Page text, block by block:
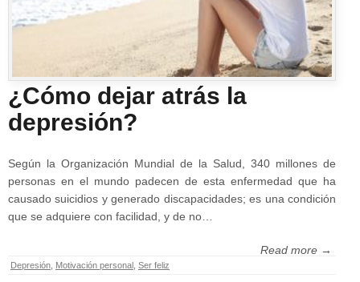
¿Cómo dejar atrás la
depresión?
Según la Organización Mundial de la Salud, 340 millones de
personas en el mundo padecen de esta enfermedad que ha
causado suicidios y generado discapacidades; es una condición
que se adquiere con facilidad, y de no…
Read more →
Depresión Motivación personal Ser feliz